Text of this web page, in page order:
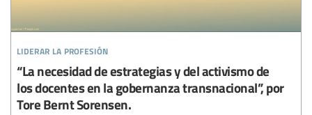
liderar la profesión
“La necesidad de estrategias y del activismo de
los docentes en la gobernanza transnacional”, por
Tore Bernt Sorensen.